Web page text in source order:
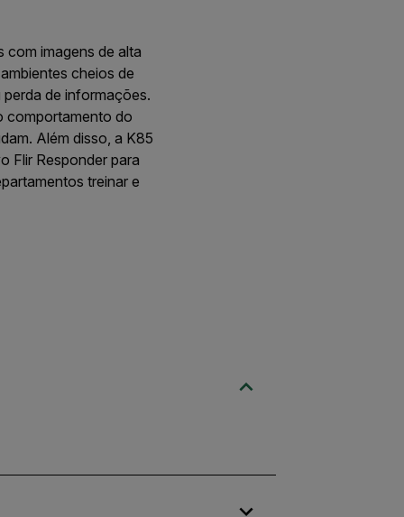
imagens de alta
cheios de
de informações.
comportamento do
Além disso, a K85
Flir Responder para
treinar e